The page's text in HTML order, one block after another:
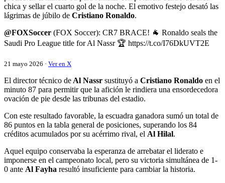
chica y sellar el cuarto gol de la noche. El emotivo festejo desató las
lágrimas de júbilo de Cristiano Ronaldo.
@FOXSoccer (FOX Soccer): CR7 BRACE! 🐐 Ronaldo seals the
Saudi Pro League title for Al Nassr 🏆 https://t.co/I76DkUVT2E
21 mayo 2026 · Ver en X
El director técnico de Al Nassr sustituyó a Cristiano Ronaldo en el
minuto 87 para permitir que la afición le rindiera una ensordecedora
ovación de pie desde las tribunas del estadio.
Con este resultado favorable, la escuadra ganadora sumó un total de
86 puntos en la tabla general de posiciones, superando los 84
créditos acumulados por su acérrimo rival, el Al Hilal.
Aquel equipo conservaba la esperanza de arrebatar el liderato e
imponerse en el campeonato local, pero su victoria simultánea de 1-
0 ante Al Fayha resultó insuficiente para cambiar la historia.